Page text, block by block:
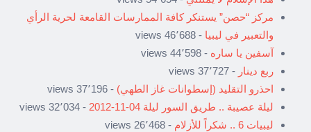
مركز “حصن” يستنكر كافة الممارسات القامعة لحرية الرأي
والتعبير في ليبيا - 46٬688 views
آسفين يا ساره - 44٬598 views
ربع دينار - 37٬727 views
احذرو التقليد (إسطوانات غاز الطهي) - 37٬196 views
ليلة عصيبة .. طريق السور ليلة 04-11-2012
- 32٬034 views
ليبيات 6 .. شكراً للأزلام
- 26٬468 views